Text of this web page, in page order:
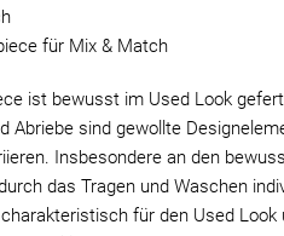
für Mix & Match
ist bewusst im Used Look
Abriebe sind gewollte
Insbesondere an den
das Tragen und Waschen
für den Used